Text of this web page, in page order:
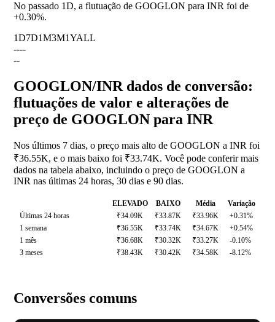
No passado 1D, a flutuação de GOOGLON para INR foi de
+0.30%.
1D7D1M3M1YALL
----
--
GOOGLON/INR dados de conversão:
flutuações de valor e alterações de
preço de GOOGLON para INR
Nos últimos 7 dias, o preço mais alto de GOOGLON a INR foi
₹36.55K, e o mais baixo foi ₹33.74K. Você pode conferir mais
dados na tabela abaixo, incluindo o preço de GOOGLON a
INR nas últimas 24 horas, 30 dias e 90 dias.
ELEVADO BAIXO Média
Variação
Últimas 24 horas
₹34.09K ₹33.87K ₹33.96K
+0.31%
1 semana
₹36.55K ₹33.74K ₹34.67K
+0.54%
1 mês
₹36.68K ₹30.32K ₹33.27K
-0.10%
3 meses
₹38.43K ₹30.42K ₹34.58K -8.12%
Conversões comuns